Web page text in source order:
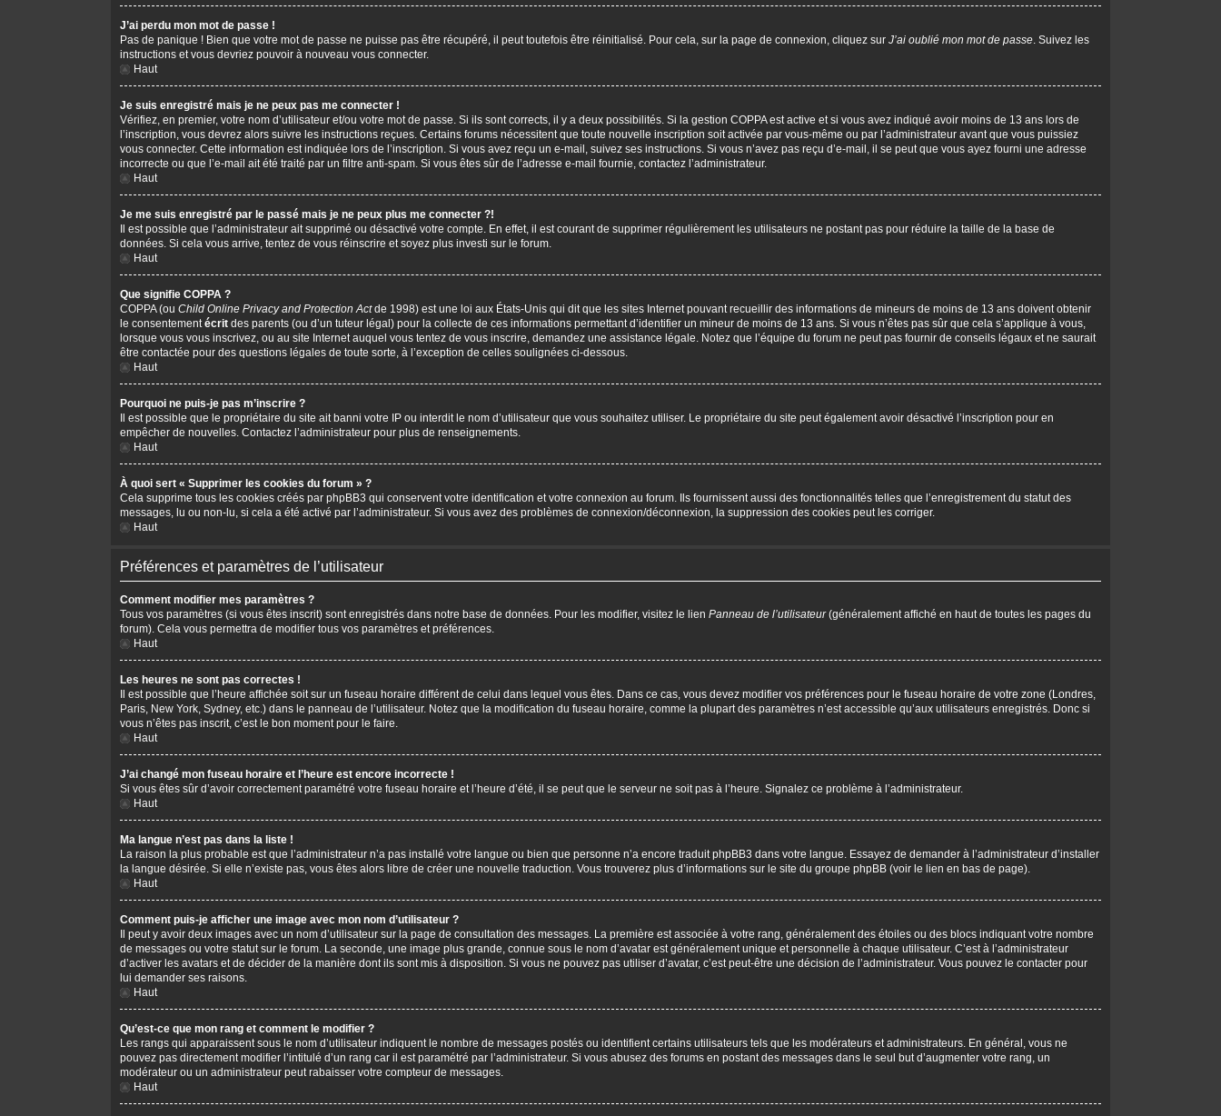
J’ai perdu mon mot de passe !
Pas de panique ! Bien que votre mot de passe ne puisse pas être récupéré, il peut toutefois être réinitialisé. Pour cela, sur la page de connexion, cliquez sur J’ai oublié mon mot de passe. Suivez les
instructions et vous devriez pouvoir à nouveau vous connecter.
Haut
Je suis enregistré mais je ne peux pas me connecter !
Vérifiez, en premier, votre nom d’utilisateur et/ou votre mot de passe. Si ils sont corrects, il y a deux possibilités. Si la gestion COPPA est active et si vous avez indiqué avoir moins de 13 ans lors de
l’inscription, vous devrez alors suivre les instructions reçues. Certains forums nécessitent que toute nouvelle inscription soit activée par vous-même ou par l’administrateur avant que vous puissiez
vous connecter. Cette information est indiquée lors de l’inscription. Si vous avez reçu un e-mail, suivez ses instructions. Si vous n’avez pas reçu d’e-mail, il se peut que vous ayez fourni une adresse
incorrecte ou que l’e-mail ait été traité par un filtre anti-spam. Si vous êtes sûr de l’adresse e-mail fournie, contactez l’administrateur.
Haut
Je me suis enregistré par le passé mais je ne peux plus me connecter ?!
Il est possible que l’administrateur ait supprimé ou désactivé votre compte. En effet, il est courant de supprimer régulièrement les utilisateurs ne postant pas pour réduire la taille de la base de
données. Si cela vous arrive, tentez de vous réinscrire et soyez plus investi sur le forum.
Haut
Que signifie COPPA ?
COPPA (ou Child Online Privacy and Protection Actde 1998) est une loi aux États-Unis qui dit que les sites Internet pouvant recueillir des informations de mineurs de moins de 13 ans doivent obtenir
le consentementécrit des parents (ou d’un tuteur légal) pour la collecte de ces informations permettant d’identifier un mineur de moins de 13 ans. Si vous n’êtes pas sûr que cela s’applique à vous,
lorsque vous vous inscrivez, ou au site Internet auquel vous tentez de vous inscrire, demandez une assistance légale. Notez que l’équipe du forum ne peut pas fournir de conseils légaux et ne saurait
être contactée pour des questions légales de toute sorte, à l’exception de celles soulignées ci-dessous.
Haut
Pourquoi ne puis-je pas m’inscrire ?
Il est possible que le propriétaire du site ait banni votre IP ou interdit le nom d’utilisateur que vous souhaitez utiliser. Le propriétaire du site peut également avoir désactivé l’inscription pour en
empêcher de nouvelles. Contactez l’administrateur pour plus de renseignements.
Haut
À quoi sert « Supprimer les cookies du forum » ?
Cela supprime tous les cookies créés par phpBB3 qui conservent votre identification et votre connexion au forum. Ils fournissent aussi des fonctionnalités telles que l’enregistrement du statut des
messages, lu ou non-lu, si cela a été activé par l’administrateur. Si vous avez des problèmes de connexion/déconnexion, la suppression des cookies peut les corriger.
Haut
Préférences et paramètres de l’utilisateur
Comment modifier mes paramètres ?
Tous vos paramètres (si vous êtes inscrit) sont enregistrés dans notre base de données. Pour les modifier, visitez le lien Panneau de l’utilisateur(généralement affiché en haut de toutes les pages du
forum). Cela vous permettra de modifier tous vos paramètres et préférences.
Haut
Les heures ne sont pas correctes !
Il est possible que l’heure affichée soit sur un fuseau horaire différent de celui dans lequel vous êtes. Dans ce cas, vous devez modifier vos préférences pour le fuseau horaire de votre zone (Londres,
Paris, New York, Sydney, etc.) dans le panneau de l’utilisateur. Notez que la modification du fuseau horaire, comme la plupart des paramètres n’est accessible qu’aux utilisateurs enregistrés. Donc si
vous n’êtes pas inscrit, c’est le bon moment pour le faire.
Haut
J’ai changé mon fuseau horaire et l’heure est encore incorrecte !
Si vous êtes sûr d’avoir correctement paramétré votre fuseau horaire et l’heure d’été, il se peut que le serveur ne soit pas à l’heure. Signalez ce problème à l’administrateur.
Haut
Ma langue n’est pas dans la liste !
La raison la plus probable est que l’administrateur n’a pas installé votre langue ou bien que personne n’a encore traduit phpBB3 dans votre langue. Essayez de demander à l’administrateur d’installer
la langue désirée. Si elle n’existe pas, vous êtes alors libre de créer une nouvelle traduction. Vous trouverez plus d’informations sur le site du groupe phpBB (voir le lien en bas de page).
Haut
Comment puis-je afficher une image avec mon nom d’utilisateur ?
Il peut y avoir deux images avec un nom d’utilisateur sur la page de consultation des messages. La première est associée à votre rang, généralement des étoiles ou des blocs indiquant votre nombre
de messages ou votre statut sur le forum. La seconde, une image plus grande, connue sous le nom d’avatar est généralement unique et personnelle à chaque utilisateur. C’est à l’administrateur
d’activer les avatars et de décider de la manière dont ils sont mis à disposition. Si vous ne pouvez pas utiliser d’avatar, c’est peut-être une décision de l’administrateur. Vous pouvez le contacter pour
lui demander ses raisons.
Haut
Qu’est-ce que mon rang et comment le modifier ?
Les rangs qui apparaissent sous le nom d’utilisateur indiquent le nombre de messages postés ou identifient certains utilisateurs tels que les modérateurs et administrateurs. En général, vous ne
pouvez pas directement modifier l’intitulé d’un rang car il est paramétré par l’administrateur. Si vous abusez des forums en postant des messages dans le seul but d’augmenter votre rang, un
modérateur ou un administrateur peut rabaisser votre compteur de messages.
Haut